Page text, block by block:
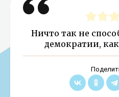
Ничто так не
демократии, как